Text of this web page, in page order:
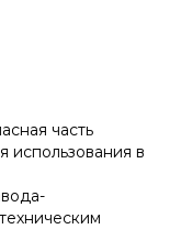
часть
использования в